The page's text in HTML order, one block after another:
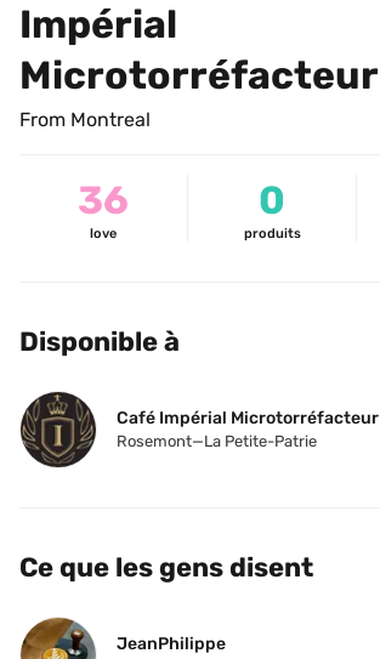
Impérial
Microtorréfacteur
From Montreal
36
love
0
produits
Disponible à
Café Impérial Microtorréfacteur
Rosemont—La Petite-Patrie
Ce que les gens disent
JeanPhilippe